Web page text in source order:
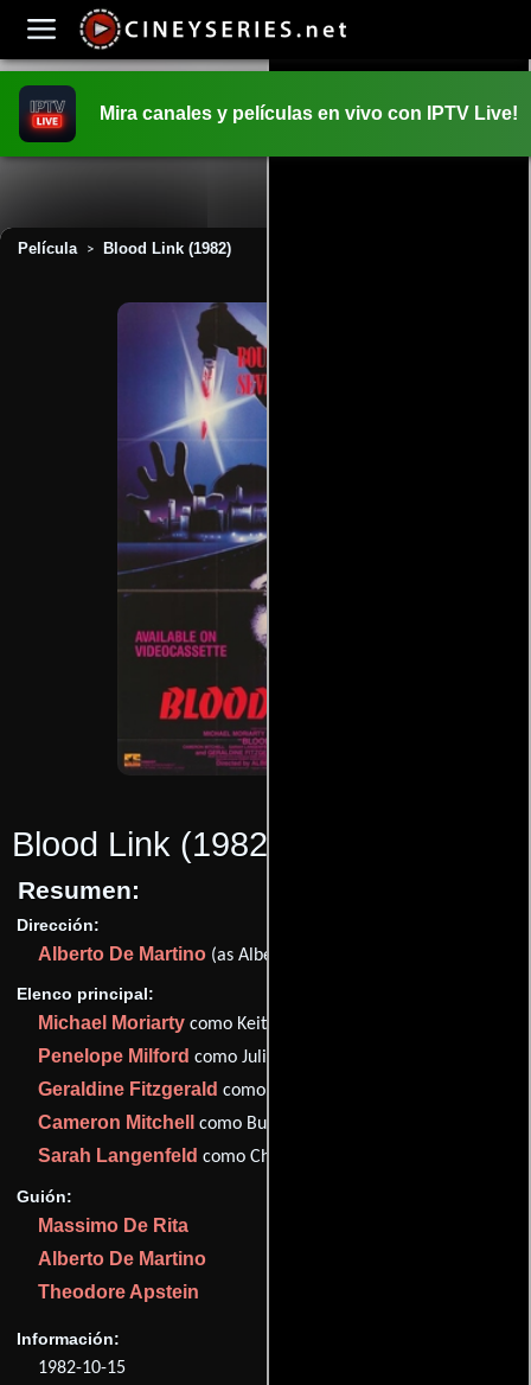
Mira canales y películas en vivo con IPTV Live!
Película > Blood Link (1982)
Blood Link (1982)
Resumen:
Dirección:
Alberto De Martino (as Albert De Martino)
Elenco principal:
Michael Moriarty como Keith Mannings
Penelope Milford como Julie Warren
Geraldine Fitzgerald como Mrs. Thomason
Cameron Mitchell como Bud Waldo
Sarah Langenfeld como Christine Waldo
Guión:
Massimo De Rita
Alberto De Martino
Theodore Apstein
Información:
1982-10-15